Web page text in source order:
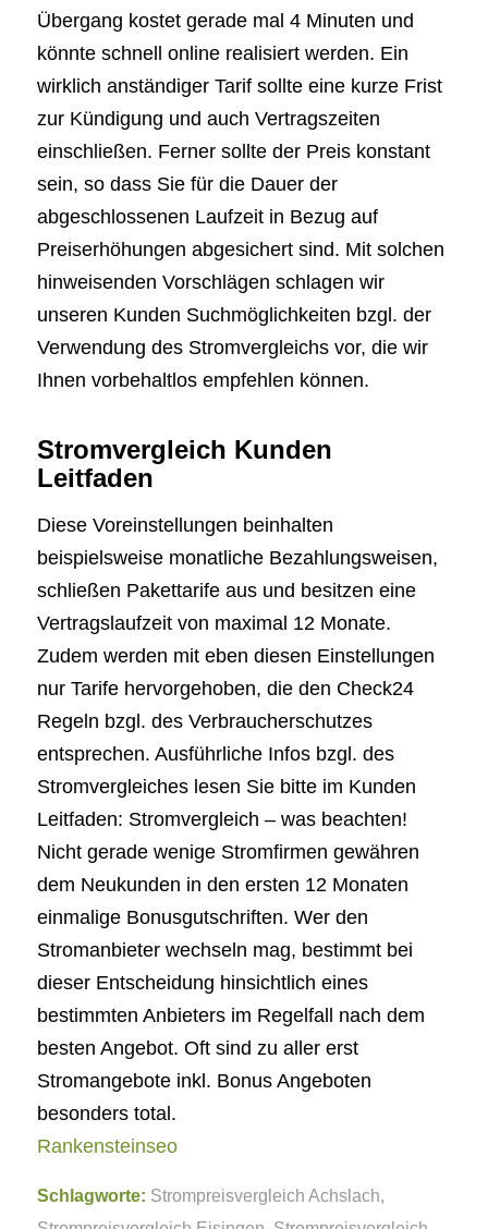
Übergang kostet gerade mal 4 Minuten und
könnte schnell online realisiert werden. Ein
wirklich anständiger Tarif sollte eine kurze Frist
zur Kündigung und auch Vertragszeiten
einschließen. Ferner sollte der Preis konstant
sein, so dass Sie für die Dauer der
abgeschlossenen Laufzeit in Bezug auf
Preiserhöhungen abgesichert sind. Mit solchen
hinweisenden Vorschlägen schlagen wir
unseren Kunden Suchmöglichkeiten bzgl. der
Verwendung des Stromvergleichs vor, die wir
Ihnen vorbehaltlos empfehlen können.
Stromvergleich Kunden
Leitfaden
Diese Voreinstellungen beinhalten
beispielsweise monatliche Bezahlungsweisen,
schließen Pakettarife aus und besitzen eine
Vertragslaufzeit von maximal 12 Monate.
Zudem werden mit eben diesen Einstellungen
nur Tarife hervorgehoben, die den Check24
Regeln bzgl. des Verbraucherschutzes
entsprechen. Ausführliche Infos bzgl. des
Stromvergleiches lesen Sie bitte im Kunden
Leitfaden: Stromvergleich – was beachten!
Nicht gerade wenige Stromfirmen gewähren
dem Neukunden in den ersten 12 Monaten
einmalige Bonusgutschriften. Wer den
Stromanbieter wechseln mag, bestimmt bei
dieser Entscheidung hinsichtlich eines
bestimmten Anbieters im Regelfall nach dem
besten Angebot. Oft sind zu aller erst
Stromangebote inkl. Bonus Angeboten
besonders total.
Rankensteinseo
Schlagworte: Strompreisvergleich Achslach,